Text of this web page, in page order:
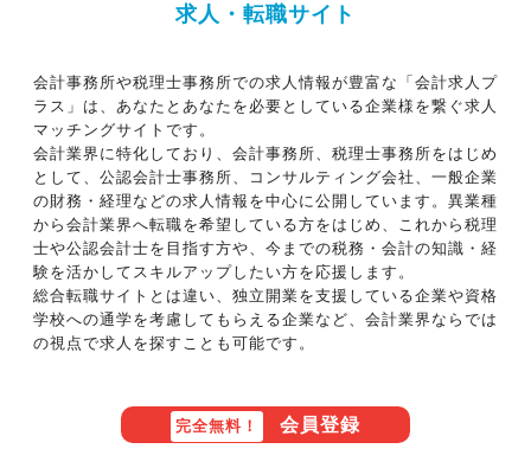
求人・転職サイト
会計事務所や税理士事務所での求人情報が豊富な「会計求人プ
ラス」は、あなたとあなたを必要としている企業様を繋ぐ求人
マッチングサイトです。
会計業界に特化しており、会計事務所、税理士事務所をはじめ
として、公認会計士事務所、コンサルティング会社、一般企業
の財務・経理などの求人情報を中心に公開しています。異業種
から会計業界へ転職を希望している方をはじめ、これから税理
士や公認会計士を目指す方や、今までの税務・会計の知識・経
験を活かしてスキルアップしたい方を応援します。
総合転職サイトとは違い、独立開業を支援している企業や資格
学校への通学を考慮してもらえる企業など、会計業界ならでは
の視点で求人を探すことも可能です。
完全無料！ 会員登録